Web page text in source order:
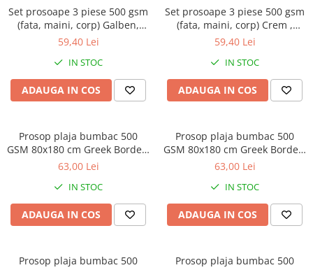
Set prosoape 3 piese 500 gsm
(fata, maini, corp) Galben,
SomnART
59,40 Lei
IN STOC
ADAUGA IN COS
Set prosoape 3 piese 500 gsm
(fata, maini, corp) Crem ,
SomnART
59,40 Lei
IN STOC
ADAUGA IN COS
Prosop plaja bumbac 500
GSM 80x180 cm Greek Border-
turcoaz
63,00 Lei
IN STOC
ADAUGA IN COS
Prosop plaja bumbac 500
GSM 80x180 cm Greek Border-
bej
63,00 Lei
IN STOC
ADAUGA IN COS
Prosop plaja bumbac 500
Prosop plaja bumbac 500